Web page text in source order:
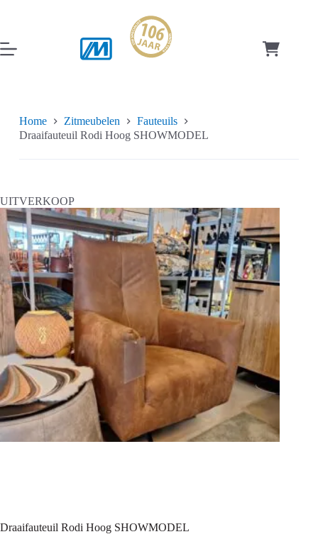
inhoud
Home Zitmeubelen
Fauteuils
Draaifauteuil Rodi Hoog SHOWMODEL
UITVERKOOP
Draaifauteuil Rodi Hoog SHOWMODEL